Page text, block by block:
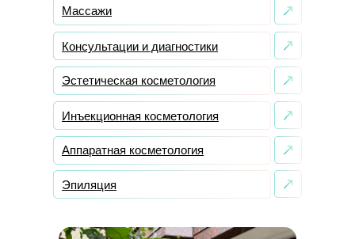
Массажи
Аппаратная косметология
Эстетическая косметология
Консультации и диагностики
Инъекционная косметология
Эпиляция